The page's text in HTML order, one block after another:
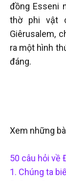
đồng Esseni
thờ phi vật
Giêrusalem,
ra một hình
đáng.
Xem những
50 câu hỏi về
1. Chúng ta